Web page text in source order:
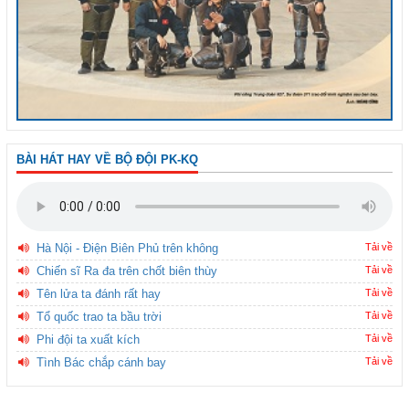
BÀI HÁT HAY VỀ BỘ ĐỘI PK-KQ
Hà Nội - Điện Biên Phủ trên không Tải về
Chiến sĩ Ra đa trên chốt biên thùy Tải về
Tên lửa ta đánh rất hay Tải về
Tổ quốc trao ta bầu trời Tải về
Phi đội ta xuất kích Tải về
Tình Bác chắp cánh bay Tải về